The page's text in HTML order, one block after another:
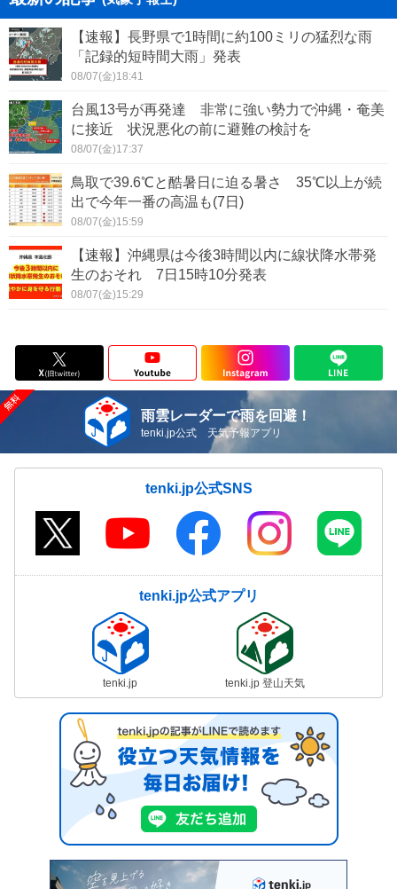
【速報】長野県で1時間に約100ミリの猛烈な雨
「記録的短時間大雨」発表
08/07(金)18:41
台風13号が再発達 非常に強い勢力で沖縄・奄美
に接近 状況悪化の前に避難の検討を
08/07(金)17:37
鳥取で39.6℃と酷暑日に迫る暑さ 35℃以上が続
出で今年一番の高温も(7日)
08/07(金)15:59
【速報】沖縄県は今後3時間以内に線状降水帯発
生のおそれ 7日15時10分発表
08/07(金)15:29
雨雲レーダーで雨を回避！
tenki.jp公式 天気予報アプリ
tenki.jp公式SNS
tenki.jp公式アプリ
tenki.jp tenki.jp 登山天気